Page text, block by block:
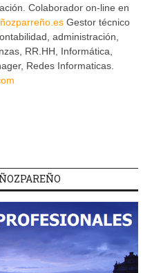
Colaborador on-line en
Gestor técnico
administración,
RR.HH, Informática,
Redes Informaticas.